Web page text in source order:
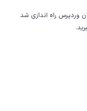
راه اندازی شد